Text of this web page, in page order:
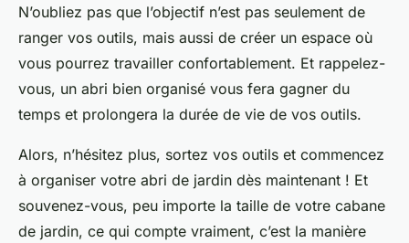
N’oubliez pas que l’objectif n’est pas seulement de
ranger vos outils, mais aussi de créer un espace où
vous pourrez travailler confortablement. Et rappelez-
vous, un abri bien organisé vous fera gagner du
temps et prolongera la durée de vie de vos outils.
Alors, n’hésitez plus, sortez vos outils et commencez
à organiser votre abri de jardin dès maintenant ! Et
souvenez-vous, peu importe la taille de votre cabane
de jardin, ce qui compte vraiment, c’est la manière